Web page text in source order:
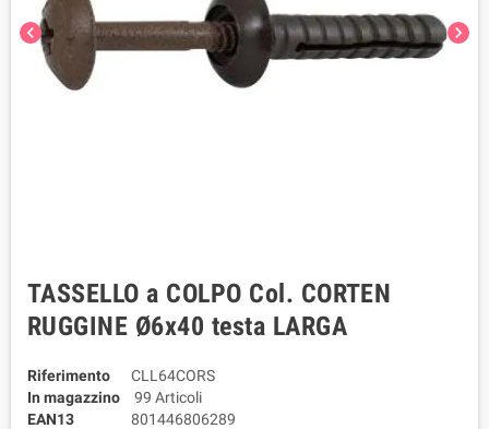
chevron_left chevron_right
TASSELLO a COLPO Col. CORTEN
RUGGINE Ø6x40 testa LARGA
Riferimento
CLL64CORS
In magazzino
99 Articoli
EAN13
801446806289